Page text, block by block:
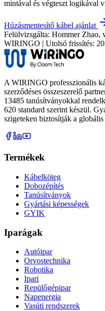
mintával és végteszt logikával
Húzásmentesítő kábel ajánlat
Felülvizsgálta: Hommer Zhao,
WIRINGO | Utolsó frissítés:
A WIRINGO professzionális
szerződéses összeszerelő
13485 tanúsítványokkal
620 standard szerint készül.
szigeteken biztosítják a globális
Termékek
Kábelköteg
Dobozépítés
Tanúsítványok
Gyártási képességek
GYIK
Iparágak
Autóipar
Orvostechnika
Robotika
Ipari
Repülőgépipar
Napenergia
Vasúti rendszerek